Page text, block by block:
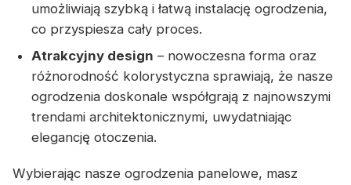
umożliwiają szybką i łatwą instalację ogrodzenia,
co przyspiesza cały proces.
Atrakcyjny design – nowoczesna forma oraz
różnorodność kolorystyczna sprawiają, że nasze
ogrodzenia doskonale współgrają z najnowszymi
trendami architektonicznymi, uwydatniając
elegancję otoczenia.
Wybierając nasze ogrodzenia panelowe, masz